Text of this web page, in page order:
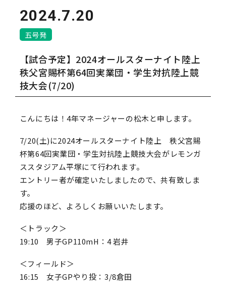
2024.7.20
五号発
【試合予定】2024オールスターナイト陸上
秩父宮賜杯第64回実業団・学生対抗陸上競
技大会(7/20)
こんにちは！4年マネージャーの松木と申します。
7/20(土)に2024オールスターナイト陸上 秩父宮賜
杯第64回実業団・学生対抗陸上競技大会がレモンガ
ススタジアム平塚にて行われます。
エントリー者が確定いたしましたので、共有致しま
す。
応援のほど、よろしくお願いいたします。
＜トラック＞
19:10 男子GP110mH：4 岩井
＜フィールド＞
16:15 女子GPやり投：3/8倉田